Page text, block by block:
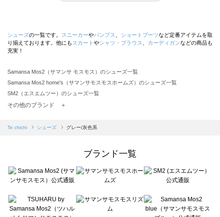
シューズの一覧です。 スニーカーやパンプス ショートブーツなど定番アイテムを取
り揃えております。他にも スカート やシャツ・ブラウス カーディガンなどの商品も
充実！
Samansa Mos2（サマンサ モスモス）のシューズ一覧
Samansa Mos2 home's（サマンサモスモスホームズ）のシューズ一覧
SM2（エスエムツー）のシューズ一覧
TSUHARU by Samansa Mos2（ツハルバイサマンサモスモス）のシューズ一覧
Samansa Mos2 blue（サマンサモスモス ブルー）のシューズ一覧
sō4ū（ソウフォーユー）のシューズ一覧
Te chichi（テチチ）のシューズ一覧
Te chichi CLASSIC（テチチ クラシック）のシューズ一覧
Lugnoncure（ルノンキュール）のシューズ一覧
BETTY'S BLUE（べティーズブルー）のシューズ一覧
その他のブランド ＋
Te chichi シューズ グレー/灰色系
ブランド一覧